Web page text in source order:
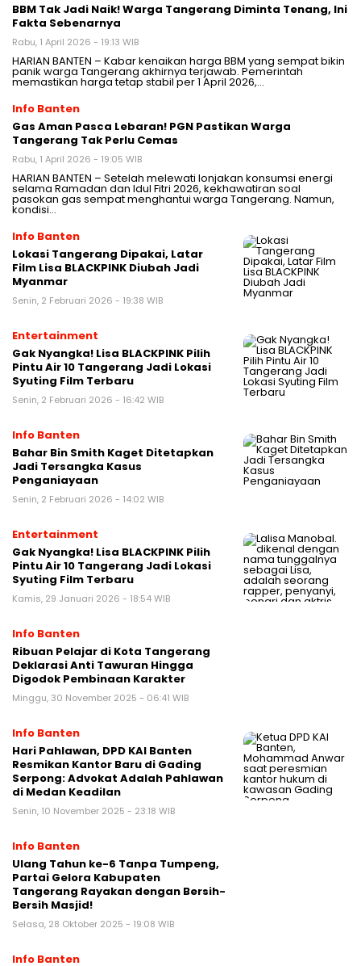
BBM Tak Jadi Naik! Warga Tangerang Diminta Tenang, Ini
Fakta Sebenarnya
Rabu, 1 April 2026 - 19:13 WIB
HARIAN BANTEN – Kabar kenaikan harga BBM yang sempat bikin
panik warga Tangerang akhirnya terjawab. Pemerintah
memastikan harga tetap stabil per 1 April 2026,…
Info Banten
Gas Aman Pasca Lebaran! PGN Pastikan Warga
Tangerang Tak Perlu Cemas
Rabu, 1 April 2026 - 19:05 WIB
HARIAN BANTEN – Setelah melewati lonjakan konsumsi energi
selama Ramadan dan Idul Fitri 2026, kekhawatiran soal
pasokan gas sempat menghantui warga Tangerang. Namun,
kondisi…
Info Banten
Lokasi Tangerang Dipakai, Latar
Film Lisa BLACKPINK Diubah Jadi
Myanmar
Senin, 2 Februari 2026 - 19:38 WIB
Entertainment
Gak Nyangka! Lisa BLACKPINK Pilih
Pintu Air 10 Tangerang Jadi Lokasi
Syuting Film Terbaru
Senin, 2 Februari 2026 - 16:42 WIB
Info Banten
Bahar Bin Smith Kaget Ditetapkan
Jadi Tersangka Kasus
Penganiayaan
Senin, 2 Februari 2026 - 14:02 WIB
Entertainment
Gak Nyangka! Lisa BLACKPINK Pilih
Pintu Air 10 Tangerang Jadi Lokasi
Syuting Film Terbaru
Kamis, 29 Januari 2026 - 18:54 WIB
Info Banten
Ribuan Pelajar di Kota Tangerang
Deklarasi Anti Tawuran Hingga
Digodok Pembinaan Karakter
Minggu, 30 November 2025 - 06:41 WIB
Info Banten
Hari Pahlawan, DPD KAI Banten
Resmikan Kantor Baru di Gading
Serpong: Advokat Adalah Pahlawan
di Medan Keadilan
Senin, 10 November 2025 - 23:18 WIB
Info Banten
Ulang Tahun ke-6 Tanpa Tumpeng,
Partai Gelora Kabupaten
Tangerang Rayakan dengan Bersih-
Bersih Masjid!
Selasa, 28 Oktober 2025 - 19:08 WIB
Info Banten